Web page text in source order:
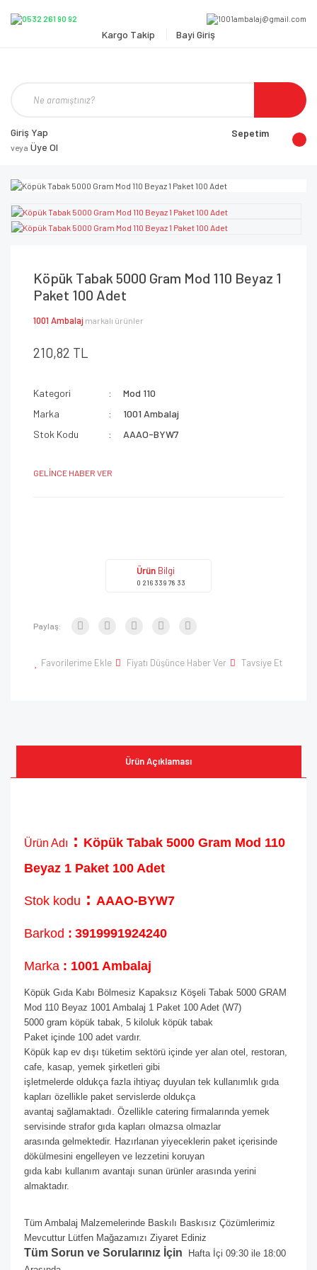
Kargo Takip Bayi Giriş
Giriş Yap
veya Üye Ol
Sepetim
Köpük Tabak 5000 Gram Mod 110 Beyaz 1
Paket 100 Adet
1001 Ambalaj markalı ürünler
210,82 TL
Kategori
Mod 110
Marka
1001 Ambalaj
Stok Kodu
AAAO-BYW7
GELİNCE HABER VER
Ürün Bilgi
0 216 339 78 33
Paylaş:
Favorilerime Ekle Fiyatı Düşünce Haber Ver Tavsiye Et
Ürün Açıklaması
Ürün Adı : Köpük Tabak 5000 Gram Mod 110
Beyaz 1 Paket 100 Adet
Stok kodu : AAAO-BYW7
Barkod : 3919991924240
Marka : 1001 Ambalaj
Köpük Gıda Kabı Bölmesiz Kapaksız Köşeli Tabak 5000 GRAM
Mod 110 Beyaz 1001 Ambalaj 1 Paket 100 Adet (W7)
5000 gram köpük tabak, 5 kiloluk köpük tabak
Paket içinde 100 adet vardır.
Köpük kap ev dışı tüketim sektörü içinde yer alan otel, restoran,
cafe, kasap, yemek şirketleri gibi
işletmelerde oldukça fazla ihtiyaç duyulan tek kullanımlık gıda
kapları özellikle paket servislerde oldukça
avantaj sağlamaktadı. Özellikle catering firmalarında yemek
servisinde strafor gıda kapları olmazsa olmazlar
arasında gelmektedir. Hazırlanan yiyeceklerin paket içerisinde
dökülmesini engelleyen ve lezzetini koruyan
gıda kabı kullanım avantajı sunan ürünler arasında yerini
almaktadır.
Tüm Ambalaj Malzemelerinde Baskılı Baskısız Çözümlerimiz
Mevcuttur Lütfen Mağazamızı Ziyaret Ediniz
Tüm Sorun ve Sorularınız İçin Hafta İçi 09:30 ile 18:00